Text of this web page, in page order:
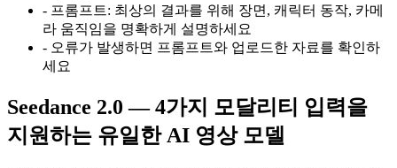
- 프롬프트: 최상의 결과를 위해 장면, 캐릭터 동작, 카메
라 움직임을 명확하게 설명하세요
- 오류가 발생하면 프롬프트와 업로드한 자료를 확인하
세요
Seedance 2.0 — 4가지 모달리티 입력을
지원하는 유일한 AI 영상 모델